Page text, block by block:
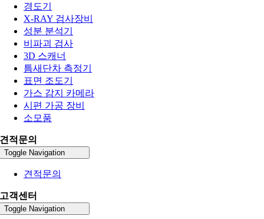
경도기
X-RAY 검사장비
성분 분석기
비파괴 검사
3D 스캐너
틈새단차 측정기
표면 조도기
가스 감지 카메라
시편 가공 장비
소모품
견적문의
Toggle Navigation
견적문의
고객센터
Toggle Navigation